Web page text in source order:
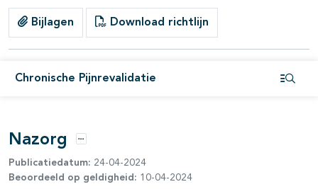
Bijlagen Download richtlijn
Chronische Pijnrevalidatie
open- en dichtklappen
Nazorg Opties
Publicatiedatum: 24-04-2024
Beoordeeld op geldigheid: 10-04-2024